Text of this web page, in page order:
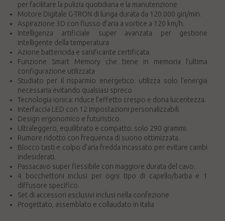
per facilitare la pulizia quotidiana e la manutenzione
Motore Digitale G-TRON di lunga durata da 120.000 giri/min.
Aspirazione 3D con flusso d’aria a vortice a 120 km/h.
Intelligenza artificiale super avanzata per gestione
intelligente della temperatura
Azione battericida e sanificante certificata.
Funzione Smart Memory che tiene in memoria l’ultima
configurazione utilizzata
Studiato per il risparmio energetico: utilizza solo l’energia
necessaria evitando qualsiasi spreco
Tecnologia ionica: riduce l’effetto crespo e dona lucentezza.
Interfaccia LED con 12 impostazioni personalizzabili.
Design ergonomico e futuristico.
Ultraleggero, equilibrato e compatto: solo 290 grammi.
Rumore ridotto con frequenza di suono ottimizzata.
Blocco tasti e colpo d’aria fredda incassato per evitare cambi
indesiderati.
Passacavo super flessibile con maggiore durata del cavo.
4 bocchettoni inclusi per ogni tipo di capello/barba e 1
diffusore specifico.
Set di accessori esclusivi inclusi nella confezione
Progettato, assemblato e collaudato in Italia